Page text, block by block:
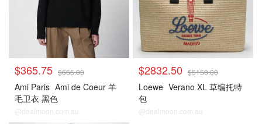
$365.75 $665.00
Ami Paris Ami de Coeur 羊
毛卫衣 黑色
@dealmoon.com.au
$2832.50 $5150.00
Loewe Verano XL 草编托特
包
@dealmoon.com.au